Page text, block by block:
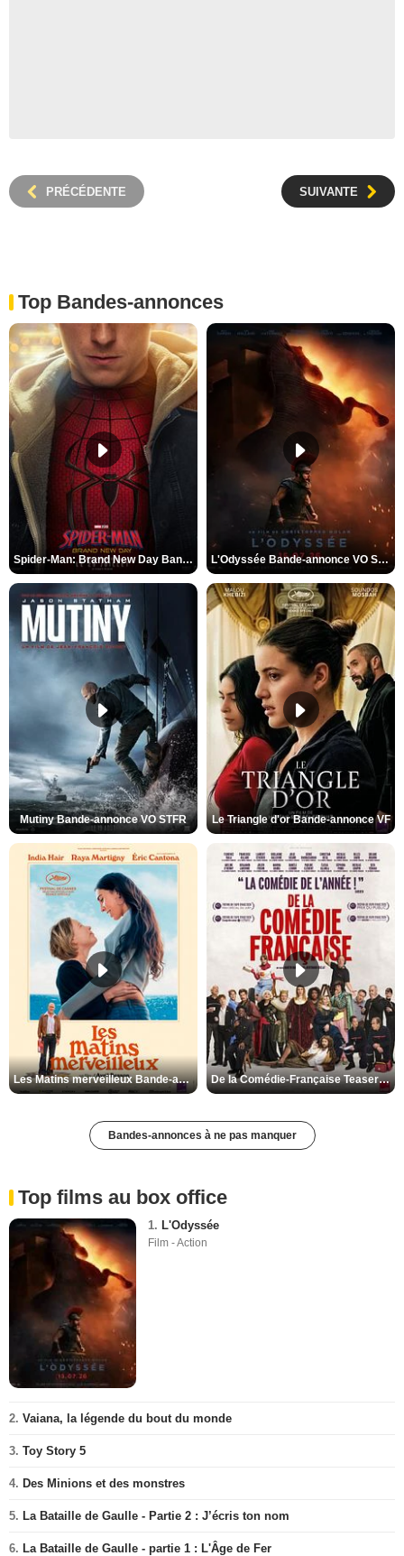
PRÉCÉDENTE SUIVANTE
Top Bandes-annonces
Spider-Man: Brand New Day Bande-annonce VO STFR L'Odyssée Bande-annonce VO STFR
Mutiny Bande-annonce VO STFR Le Triangle d'or Bande-annonce VF
Les Matins merveilleux Bande-annonce VF De la Comédie-Française Teaser VF
Bandes-annonces à ne pas manquer
Top films au box office
1. L'Odyssée
Film - Action
2. Vaiana, la légende du bout du monde
3. Toy Story 5
4. Des Minions et des monstres
5. La Bataille de Gaulle - Partie 2 : J’écris ton nom
6. La Bataille de Gaulle - partie 1 : L'Âge de Fer